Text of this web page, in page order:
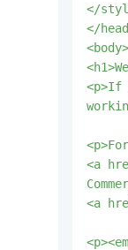
</
</
<body>
<p>If
<p>For
<a
<a